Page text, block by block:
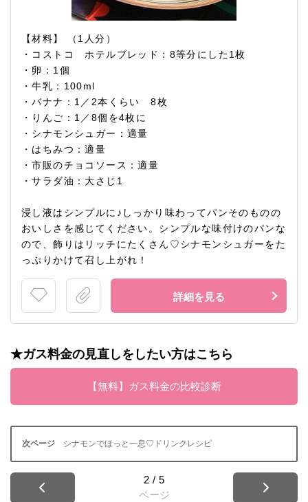
【材料】 （1人分）
・コストコ ホテルブレッド：8等分にした1枚
・卵：1個
・牛乳：100ml
・バナナ：1／2本くらい 8枚
・りんご：1／8個を4枚に
・シナモンシュガー：適量
・はちみつ：適量
・市販のチョコソース：適量
・サラダ油：大さじ1
浸し液はシンプルに♪しっかり味わってパンそのものの
おいしさを感じてください。シンプルな味付けのパンな
ので、飾りはリッチにたくさん♡シナモンシュガーをた
っぷりかけて召し上がれ！
詳細を見る
★ガス料金の見直しをしたい方はこちら
【無料】ガス料金の比較診断
シナモンでほっと一息♡ドリンクレシピ
2 / 5
ページ